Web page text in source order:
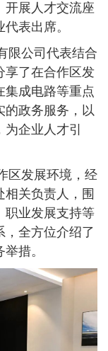
开展人才交流座
表出席。
公司代表结合
享了在合作区发
集成电路等重点
的政务服务，以
企业人才引
发展环境，经
关负责人，围
职业发展支持等
，全方位介绍了
措。